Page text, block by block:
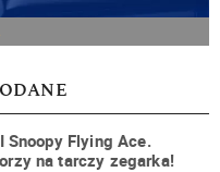
Snoopy Flying Ace.
na tarczy zegarka!